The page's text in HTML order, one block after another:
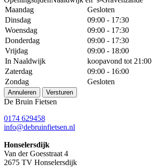
Maandag
Gesloten
Dinsdag
09:00 - 17:30
Woensdag
09:00 - 17:30
Donderdag
09:00 - 17:30
Vrijdag
09:00 - 18:00
In Naaldwijk
koopavond tot 21:00
Zaterdag
09:00 - 16:00
Zondag
Gesloten
Annuleren Versturen
De Bruin Fietsen
0174 629458
info@debruinfietsen.nl
Honselersdijk
Van der Goesstraat 4
2675 TV Honselersdijk